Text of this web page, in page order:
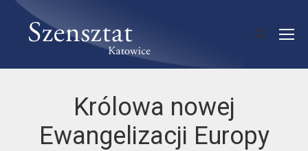
Królowa nowej
Ewangelizacji Europy